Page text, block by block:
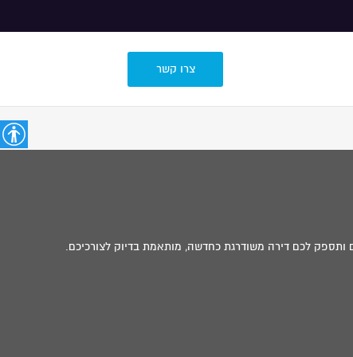
צרו קשר
ותספק לכם דירה משודרגת כחדשה, מותאמת בדיוק לצורכיכם.